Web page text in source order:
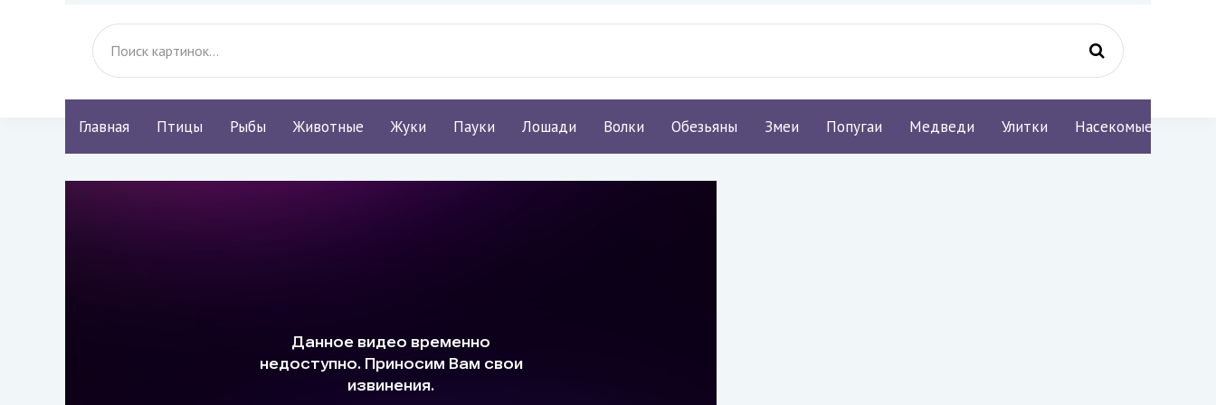
Главная Птицы Рыбы Животные Жуки Пауки Лошади Волки Обезьяны Змеи Попугаи Медведи Улитки Насекомые